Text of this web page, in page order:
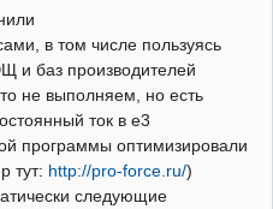
в том числе пользуясь
и баз производителей
не выполняем, но есть
ток в е3
программы оптимизировали
тут: http://pro-force.ru/)
следующие